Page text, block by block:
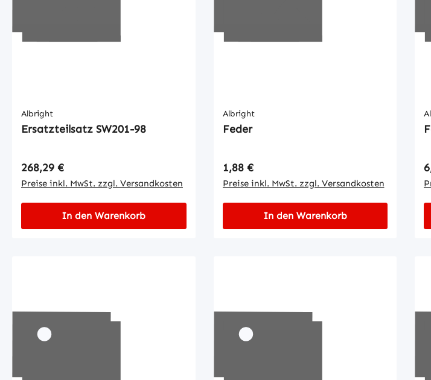
Albright
Ersatzteilsatz SW201-98
Regulärer Preis:
268,29 €
Preise inkl. MwSt. zzgl. Versandkosten
In den Warenkorb
Albright
Feder
Regulärer Preis:
1,88 €
Preise inkl. MwSt. zzgl. Versandkosten
In den Warenkorb